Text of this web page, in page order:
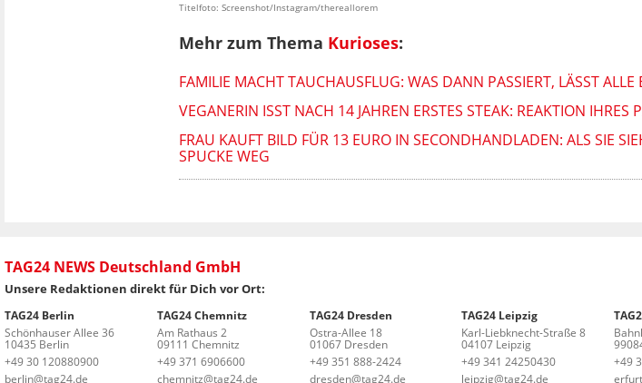
Titelfoto: Screenshot/Instagram/thereallorem
Mehr zum Thema Kurioses:
FAMILIE MACHT TAUCHAUSFLUG: WAS DANN PASSIERT, LÄSST ALLE
VEGANERIN ISST NACH 14 JAHREN ERSTES STEAK: REAKTION IHRES
FRAU KAUFT BILD FÜR 13 EURO IN SECONDHANDLADEN: ALS SIE
SPUCKE WEG
TAG24 NEWS Deutschland GmbH
Unsere Redaktionen direkt für Dich vor Ort:
TAG24 Berlin
Schönhauser Allee 36
10435 Berlin
+49 30 120880900
berlin@tag24.de
TAG24 Chemnitz
Am Rathaus 2
09111 Chemnitz
+49 371 6906600
chemnitz@tag24.de
TAG24 Dresden
Ostra-Allee 18
01067 Dresden
+49 351 888-2424
dresden@tag24.de
TAG24 Leipzig
Karl-Liebknecht-Straße 8
04107 Leipzig
+49 341 24250430
leipzig@tag24.de
+49